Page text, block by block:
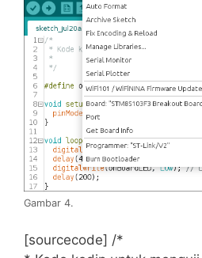
Gambar 4.
[sourcecode] /*